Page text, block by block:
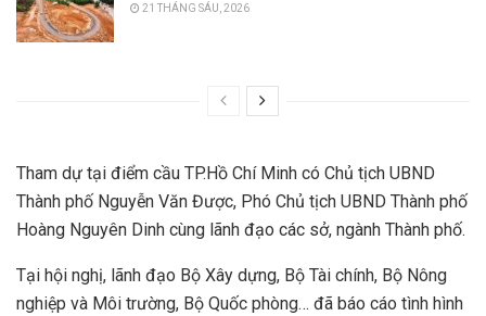
21 THÁNG SÁU, 2026
Tham dự tại điểm cầu TP.Hồ Chí Minh có Chủ tịch UBND
Thành phố Nguyễn Văn Được, Phó Chủ tịch UBND Thành phố
Hoàng Nguyên Dinh cùng lãnh đạo các sở, ngành Thành phố.
Tại hội nghị, lãnh đạo Bộ Xây dựng, Bộ Tài chính, Bộ Nông
nghiệp và Môi trường, Bộ Quốc phòng… đã báo cáo tình hình